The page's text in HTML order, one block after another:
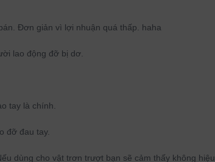
Đơn giản vì lợi nhuận quá thấp. haha
lao động đỡ bị dơ.
tay là chính.
đỡ đau tay.
dùng cho vật trơn trượt bạn sẽ cảm thấy không hiệu